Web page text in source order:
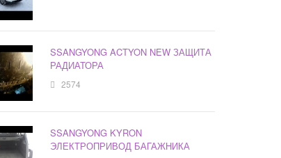
SSANGYONG ACTYON NEW ЗАЩИТА
РАДИАТОРА
2574
SSANGYONG KYRON
ЭЛЕКТРОПРИВОД БАГАЖНИКА